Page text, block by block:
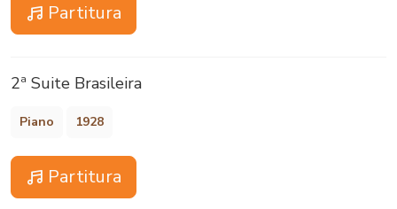
Partitura
2ª Suite Brasileira
Piano 1928
Partitura